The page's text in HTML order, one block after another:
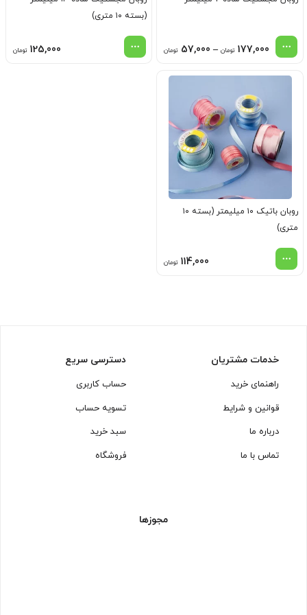
177,000 تومان –
57,000 تومانPrice
range:
(بسته ۱۰ متری)
125,000 تومان
روبان باتیک ۱۰ میلیمتر (بسته ۱۰
متری)
114,000 تومان
خدمات مشتریان
راهنمای خرید
قوانین و شرایط
درباره ما
تماس با ما
دسترسی سریع
حساب کاربری
تسویه حساب
سبد خرید
فروشگاه
مجوزها